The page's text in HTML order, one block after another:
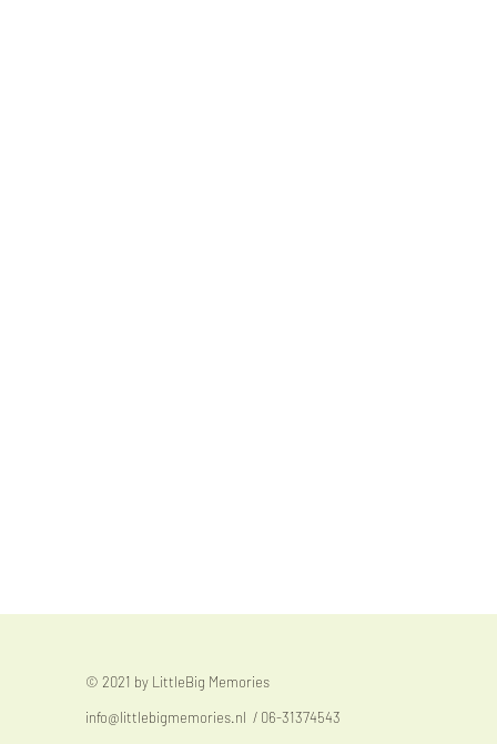
© 2021 by LittleBig Memories
info@littlebigmemories.nl / 06-31374543